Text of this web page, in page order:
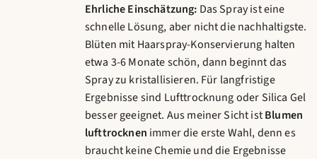
Ehrliche Einschätzung: Das Spray ist eine
schnelle Lösung, aber nicht die nachhaltigste.
Blüten mit Haarspray-Konservierung halten
etwa 3-6 Monate schön, dann beginnt das
Spray zu kristallisieren. Für langfristige
Ergebnisse sind Lufttrocknung oder Silica Gel
besser geeignet. Aus meiner Sicht istBlumen
lufttrocknen immer die erste Wahl, denn es
braucht keine Chemie und die Ergebnisse